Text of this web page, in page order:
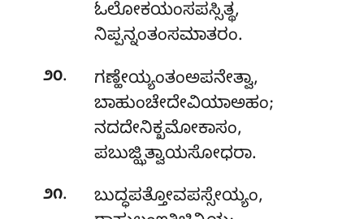
ಓಲೋಕಯಂಸಪಸ್ಸಿತ್ಥ,
ನಿಪ್ಪನ್ನಂತಂಸಮಾತರಂ.
೨೦. ಗಣ್ಹೇಯ್ಯಂತಂಅಪನೇತ್ವಾ,
ಬಾಹುಂಚೇದೇವಿಯಾಅಹಂ;
ನದದೇನಿಕ್ಖಮೋಕಾಸಂ,
ಪಬುಜ್ಝಿತ್ವಾಯಸೋಧರಾ.
೨೧.
ಬುದ್ಧಪತ್ತೋವಪಸ್ಸೇಯ್ಯಂ,